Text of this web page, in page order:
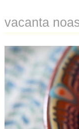
vacanta